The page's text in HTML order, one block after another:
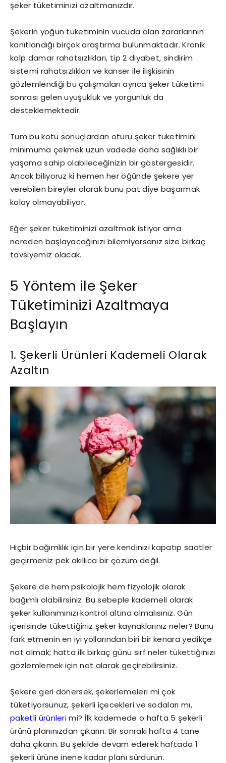
şeker tüketiminizi azaltmanızdır.
Şekerin yoğun tüketiminin vücuda olan zararlarının
kanıtlandığı birçok araştırma bulunmaktadır. Kronik
kalp damar rahatsızlıkları, tip 2 diyabet, sindirim
sistemi rahatsızlıkları ve kanser ile ilişkisinin
gözlemlendiği bu çalışmaları ayrıca şeker tüketimi
sonrası gelen uyuşukluk ve yorgunluk da
desteklemektedir.
Tüm bu kötü sonuçlardan ötürü şeker tüketimini
minimuma çekmek uzun vadede daha sağlıklı bir
yaşama sahip olabileceğinizin bir göstergesidir.
Ancak biliyoruz ki hemen her öğünde şekere yer
verebilen bireyler olarak bunu pat diye başarmak
kolay olmayabiliyor.
Eğer şeker tüketiminizi azaltmak istiyor ama
nereden başlayacağınızı bilemiyorsanız size birkaç
tavsiyemiz olacak.
5 Yöntem ile Şeker
Tüketiminizi Azaltmaya
Başlayın
1. Şekerli Ürünleri Kademeli Olarak
Azaltın
Hiçbir bağımlılık için bir yere kendinizi kapatıp saatler
geçirmeniz pek akıllıca bir çözüm değil.
Şekere de hem psikolojik hem fizyolojik olarak
bağımlı olabilirsiniz. Bu sebeple kademeli olarak
şeker kullanımınızı kontrol altına almalısınız. Gün
içerisinde tükettiğiniz şeker kaynaklarınız neler? Bunu
fark etmenin en iyi yollarından biri bir kenara yedikçe
not almak; hatta ilk birkaç günü sırf neler tükettiğinizi
gözlemlemek için not alarak geçirebilirsiniz.
Şekere geri dönersek, şekerlemeleri mi çok
tüketiyorsunuz, şekerli içecekleri ve sodaları mı,
paketli ürünlerimi? İlk kademede o hafta 5 şekerli
ürünü planınızdan çıkarın. Bir sonraki hafta 4 tane
daha çıkarın. Bu şekilde devam ederek haftada 1
şekerli ürüne inene kadar planı sürdürün.